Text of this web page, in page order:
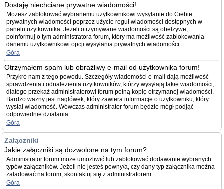
Dostaję niechciane prywatne wiadomości!
Możesz zablokować wybranemu użytkownikowi wysyłanie do Ciebie
prywatnych wiadomości poprzez użycie reguł wiadomości dostępnych w
panelu użytkownika. Jeżeli otrzymywane wiadomości są obelżywe,
poinformuj o tym administratora forum, który ma możliwość zablokowania
danemu użytkownikowi opcji wysyłania prywatnych wiadomości.
Góra
Otrzymałem spam lub obraźliwy e-mail od użytkownika forum!
Przykro nam z tego powodu. Szczegóły wiadomości e-mail dają możliwość
sprawdzenia i odnalezienia użytkowników, którzy wysyłają takie wiadomości,
dlatego przekaż administratorowi forum pełną kopię otrzymanej wiadomości.
Bardzo ważny jest nagłówek, który zawiera informacje o użytkowniku, który
wysłał wiadomość. Wówczas administrator forum będzie mógł podjąć
odpowiednie działania.
Góra
Załączniki
Jakie załączniki są dozwolone na tym forum?
Administrator forum może umożliwić lub zablokować dodawanie wybranych
typów załączników. Jeżeli nie jesteś pewny/a, czy dany typ załącznika można
załadować na forum, skontaktuj się z administratorem.
Góra